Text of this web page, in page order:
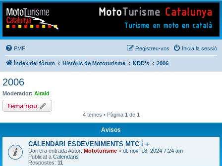
Mototurisme
Turisme en moto en català
PMF Inicia la sessió
Registreu-vos
Índex del fòrum Històric de Mototurisme KDD's 2006
2006
Moderador: Airald
Tema nou
4 temes • Pàgina 1 de 1
Avisos
CALENDARI ESDEVENIMENTS MTC i +
Darrera entrada Autor: Mototurisme « dl. nov. 18, 2024 7:24 am
Publicat a Calendaris
Respostes: 11